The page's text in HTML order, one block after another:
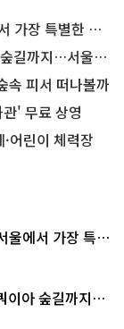
편의점의 정체
울둘레길 15코스
속 피서 떠나볼까
' 무료 상영
어린이 체력장
울에서 가장 특별
이아 숲길까지…